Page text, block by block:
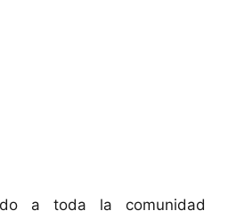
a toda la comunidad